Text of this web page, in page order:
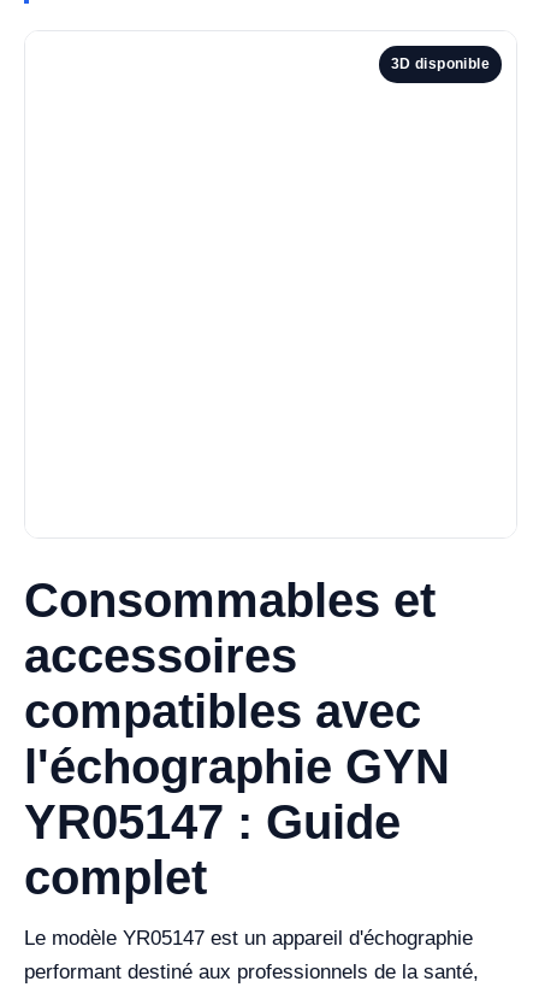
3D disponible
Consommables et
accessoires
compatibles avec
l'échographie GYN
YR05147 : Guide
complet
Le modèle YR05147 est un appareil d'échographie
performant destiné aux professionnels de la santé,